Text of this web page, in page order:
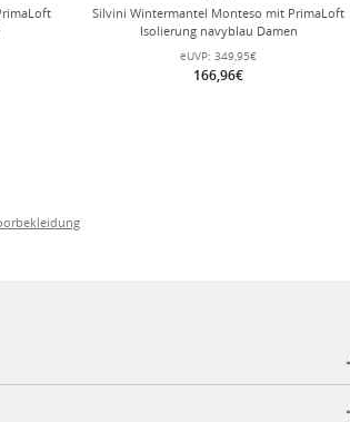
Silvini Wintermantel Monteso mit PrimaLoft
Isolierung navyblau Damen
eUVP: 349,95€
166,96€